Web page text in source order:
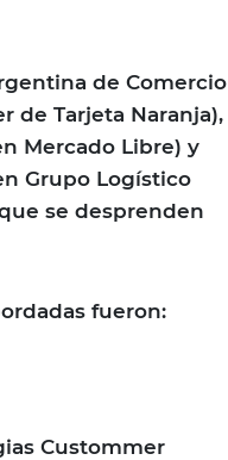
de Comercio
de Tarjeta Naranja),
Mercado Libre) y
Grupo Logístico
se desprenden
fueron:
Custommer